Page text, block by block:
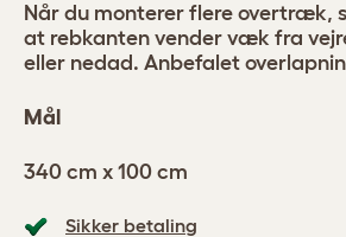
Sikker betaling
Når du monterer flere overtræk,
at rebkanten vender væk fra
eller nedad. Anbefalet
Mål
340 cm x 100 cm